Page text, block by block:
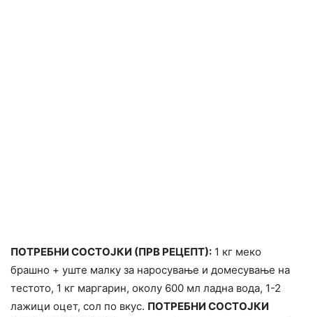
ПОТРЕБНИ СОСТОЈКИ (ПРВ РЕЦЕПТ): 1 кг меко
брашно + уште малку за наросување и домесување на
тестото, 1 кг маргарин, околу 600 мл ладна вода, 1-2
лажици оцет, сол по вкус. ПОТРЕБНИ СОСТОЈКИ